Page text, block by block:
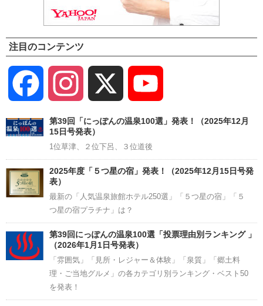
注目のコンテンツ
Facebook Instagram
Channel
第39回「にっぽんの温泉100選」発表！（2025年12月
15日号発表）
1位草津、２位下呂、３位道後
2025年度「５つ星の宿」発表！（2025年12月15日号発
表）
最新の「人気温泉旅館ホテル250選」「５つ星の宿」「５
つ星の宿プラチナ」は？
第39回にっぽんの温泉100選「投票理由別ランキング 」
（2026年1月1日号発表）
「雰囲気」「見所・レジャー＆体験」「泉質」「郷土料
理・ご当地グルメ」の各カテゴリ別ランキング・ベスト50
を発表！